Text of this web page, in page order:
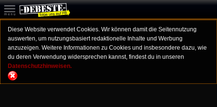
Diese Website verwendet Cookies. Wir können damit die Seitennutzung
auswerten, um nutzungsbasiert redaktionelle Inhalte und Werbung
anzuzeigen. Weitere Informationen zu Cookies und insbesondere dazu, wie
du deren Verwendung widersprechen kannst, findest du in unseren
Datenschutzhinweisen.